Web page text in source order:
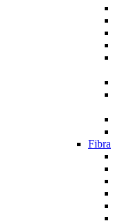
Fibra